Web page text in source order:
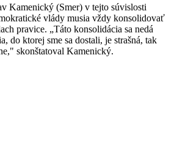
Kamenický (Smer) v tejto súvislosti
vlády musia vždy konsolidovať
pravice. „Táto konsolidácia sa nedá
do ktorej sme sa dostali, je strašná, tak
skonštatoval Kamenický.